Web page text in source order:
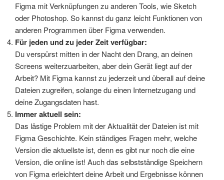
Figma mit Verknüpfungen zu anderen Tools, wie Sketch
oder Photoshop. So kannst du ganz leicht Funktionen von
anderen Programmen über Figma verwenden.
Für jeden und zu jeder Zeit verfügbar:
Du verspürst mitten in der Nacht den Drang, an deinen
Screens weiterzuarbeiten, aber dein Gerät liegt auf der
Arbeit? Mit Figma kannst zu jederzeit und überall auf deine
Dateien zugreifen, solange du einen Internetzugang und
deine Zugangsdaten hast.
Immer aktuell sein:
Das lästige Problem mit der Aktualität der Dateien ist mit
Figma Geschichte. Kein ständiges Fragen mehr, welche
Version die aktuellste ist, denn es gibt nur noch die eine
Version, die online ist! Auch das selbstständige Speichern
von Figma erleichtert deine Arbeit und Ergebnisse können